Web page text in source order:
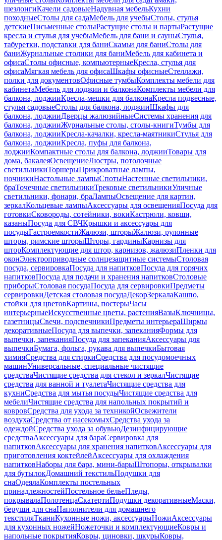
шезлонгиКачели садовыеНадувная мебельКухни
походныеСтолы для садаМебель для учебыСтолы, стулья
детскиеПисьменные столыРастущие столы и партыРастущие
кресла и стулья для учебыМебель для бани и сауныСтулья,
табуретки, подставки для баниСкамьи для баниСтолы для
баниЖурнальные столики для баниМебель для кабинета и
офисаСтолы офисные, компьютерныеКресла, стулья для
офисаМягкая мебель для офисаШкафы офисныеСтеллажи,
полки для документовОфисные тумбыКомплекты мебели для
кабинетаМебель для лоджии и балконаКомплекты мебели для
балкона, лоджииКресла-мешки для балконаКресла подвесные,
стулья садовыеСтолы для балкона, лоджииШкафы для
балкона, лоджииДверцы жалюзийныеСистемы хранения для
балкона, лоджииЖурнальные столы, столы-книгиТумбы для
балкона, лоджииКресла-качалки, кресла-маятникиСтулья для
балкона, лоджииКресла, пуфы для балкона,
лоджииКомпактные столы для балкона, лоджииТовары для
дома, бакалеяОсвещениеЛюстры, потолочные
светильникиТоршерыПрикроватные лампы,
ночникиНастольные лампыСпотыНастенные светильники,
браТочечные светильникиТрековые светильникиУличные
светильники, фонари, браЛампыОсвещение для картин,
зеркалКольцевые лампыАксессуары для освещенияПосуда для
готовкиСковороды, сотейники, вокиКастрюли, ковши,
казаныПосуда для СВЧКрышки и аксессуары для
посудыГастроемкостиЖалюзи, шторыЖалюзи, рулонные
шторы, римские шторыШторы, гардиныКарнизы для
шторКомплектующие для штор, карнизов, жалюзиПленки для
оконЭлектроприводные солнцезащитные системыСтоловая
посуда, сервировкаПосуда для напитковПосуда для горячих
напитковПосуда для подачи и хранения напитковСтоловые
приборыСтоловая посудаПосуда для сервировкиПредметы
сервировкиДетская столовая посудаДекорЗеркалаКашпо,
стойки для цветовКартины, постерыЧасы
интерьерныеИскусственные цветы, растенияВазыКлючницы,
газетницыСвечи, подсвечникиПредметы интерьераШирмы
декоративныеПосуда для выпечки, запеканияФормы для
выпечки, запеканияПосуда для запеканияАксессуары для
выпечкиБумага, фольга, рукава для выпечкиБытовая
химияСредства для стиркиСредства для посудомоечных
машинУниверсальные, специальные чистящие
средстваЧистящие средства для стекол и зеркалЧистящие
средства для ванной и туалетаЧистящие средства для
кухниСредства для мытья посудыЧистящие средства для
мебелиЧистящие средства для напольных покрытий и
ковровСредства для ухода за техникойОсвежители
воздухаСредства от насекомыхСредства ухода за
одеждойСредства ухода за обувьюДезинфицирующие
средстваАксессуары для бараСервировка для
напитковАксессуары для хранения напитковАксессуары для
приготовления коктейлейАксессуары для охлаждения
напитковНаборы для бара, мини-барыШтопоры, открывалки
для бутылокДомашний текстильПодушки для
снаОдеялаКомплекты постельных
принадлежностейПостельное бельеПледы,
покрывалаПолотенцаСкатертиПодушки декоративныеМаски,
беруши для снаНаполнители для домашнего
текстиляТканиКухонные ножи, аксессуарыНожиАксессуары
для кухонных ножейНожеточки и комплектующиеКовры и
напольные покрытияКовры, циновки, шкурыКовры,